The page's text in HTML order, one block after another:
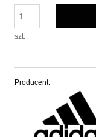
szt.
Producent: